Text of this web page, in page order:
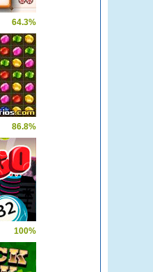
64.3%
86.8%
100%